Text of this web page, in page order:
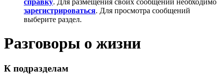
справку. Для размещения своих сообщений необходимо
зарегистрироваться. Для просмотра сообщений
выберите раздел.
Разговоры о жизни
К подразделам